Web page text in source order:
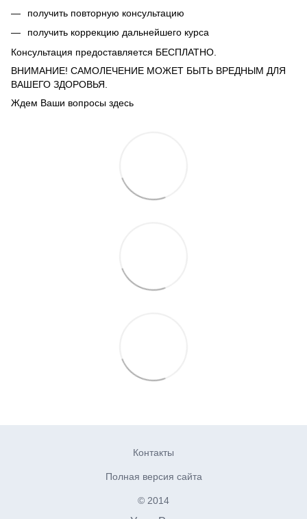
получить повторную консультацию
получить коррекцию дальнейшего курса
Консультация предоставляется БЕСПЛАТНО.
ВНИМАНИЕ! САМОЛЕЧЕНИЕ МОЖЕТ БЫТЬ ВРЕДНЫМ ДЛЯ
ВАШЕГО ЗДОРОВЬЯ.
Ждем Ваши вопросы здесь
Контакты
Полная версия сайта
© 2014